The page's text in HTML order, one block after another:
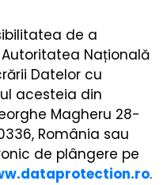
de a
Națională
Datelor cu
acesteia din
Magheru 28-
România sau
de plângere pe
.